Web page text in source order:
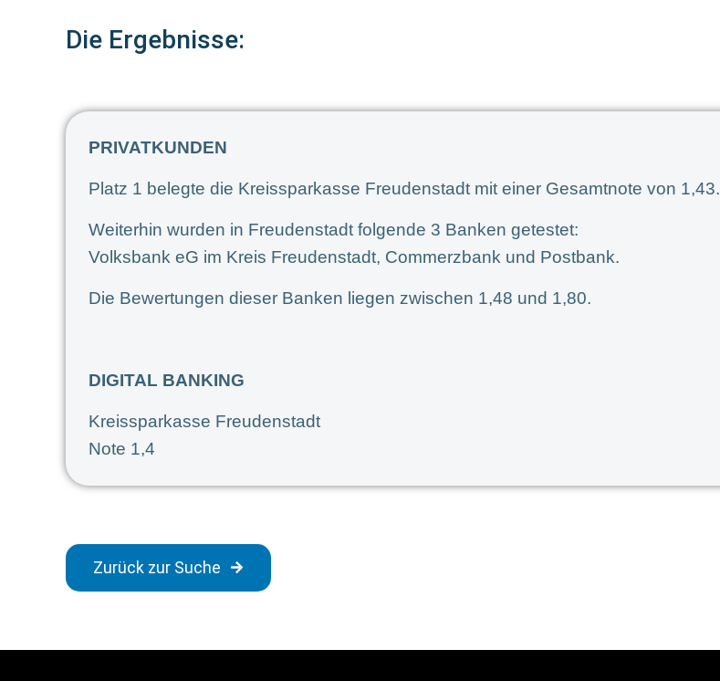
Die Ergebnisse:
PRIVATKUNDEN
Platz 1 belegte die Kreissparkasse Freudenstadt mit einer Gesamtnote von 1,43.
Weiterhin wurden in Freudenstadt folgende 3 Banken getestet:
Volksbank eG im Kreis Freudenstadt, Commerzbank und Postbank.
Die Bewertungen dieser Banken liegen zwischen 1,48 und 1,80.
DIGITAL BANKING
Kreissparkasse Freudenstadt
Note 1,4
Zurück zur Suche